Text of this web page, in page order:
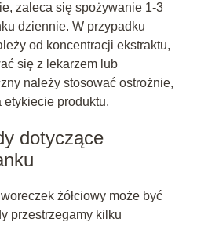
zaleca się spożywanie 1-3
dziennie. W przypadku
od koncentracji ekstraktu,
się z lekarzem lub
należy stosować ostrożnie,
produktu.
dotyczące
żółciowy może być
przestrzegamy kilku